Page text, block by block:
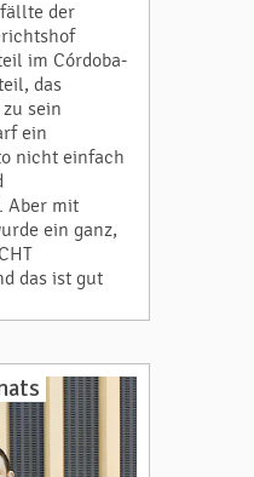
der
im Córdoba-
das
sein
ein
nicht einfach
Aber mit
ein ganz,
das ist gut